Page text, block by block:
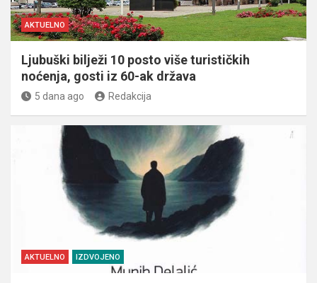
AKTUELNO
Ljubuški bilježi 10 posto više turističkih
noćenja, gosti iz 60-ak država
5 dana ago Redakcija
AKTUELNO IZDVOJENO